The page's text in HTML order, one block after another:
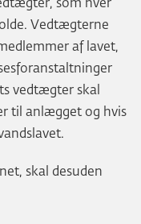
som hver
Vedtægterne
af lavet,
vedtægter skal
til anlægget og hvis
skal desuden